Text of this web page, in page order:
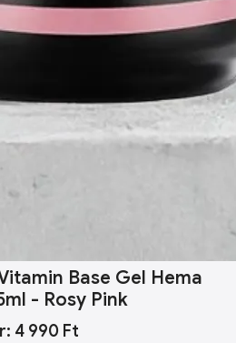
Base Gel Hema
- Rosy Pink
4 990 Ft